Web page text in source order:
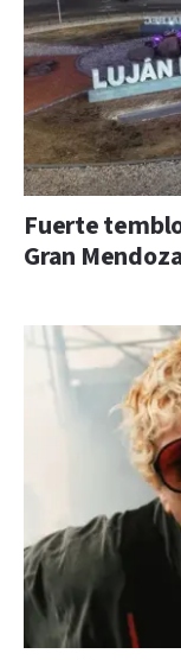
Fuerte
Gran